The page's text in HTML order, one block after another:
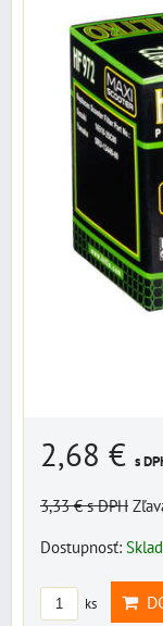
2,68 € s
3,33 €s DPH
Dostupnosť:
ks